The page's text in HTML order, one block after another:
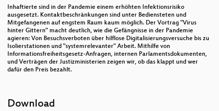
Inhaftierte sind in der Pandemie einem erhöhten Infektionsrisiko
ausgesetzt. Kontaktbeschränkungen sind unter Bediensteten und
Mitgefangenen auf engstem Raum kaum möglich. Der Vortrag "Virus
hinter Gittern" macht deutlich, wie die Gefängnisse in der Pandemie
agieren: Von Besuchsverboten über hilflose Digitalisierungsversuche bis zu
Isolierstationen und "systemrelevanter" Arbeit. Mithilfe von
Informationsfreiheitsgesetz-Anfragen, internen Parlamentsdokumenten,
und Verträgen der Justizministerien zeigen wir, ob das klappt und wer
dafür den Preis bezahlt.
Download